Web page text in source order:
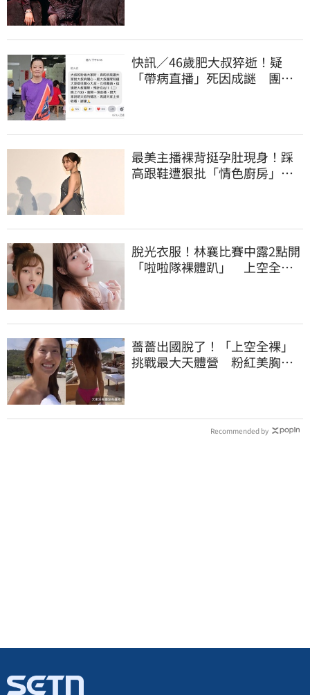
快訊／46歲肥大叔猝逝！疑
「帶病直播」死因成謎 團隊
最美主播裸背挺孕肚現身！踩
高跟鞋遭狠批「情色廚房」：
脫光衣服！林襄比賽中露2點開
「啦啦隊裸體趴」 上空全裸
薔薔出國脫了！「上空全裸」
挑戰最大天體營 粉紅美胸被
Recommended by